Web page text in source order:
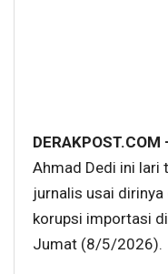
DERAKPOST.COM
Ahmad Dedi ini
jurnalis usai
korupsi importasi
Jumat (8/5/2026).